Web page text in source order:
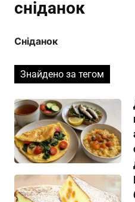
сніданок
Сніданок
Знайдено за тегом